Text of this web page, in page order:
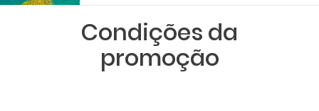
Condições da
promoção